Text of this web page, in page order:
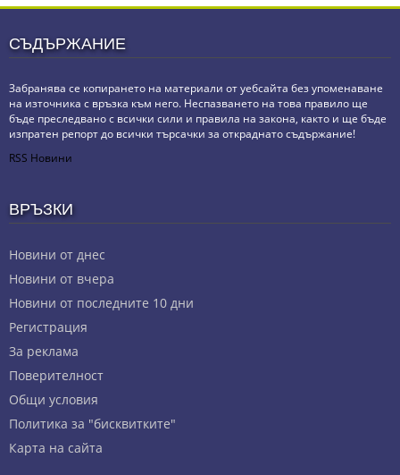
СЪДЪРЖАНИЕ
Забранява се копирането на материали от уебсайта без упоменаване
на източника с връзка към него. Неспазването на това правило ще
бъде преследвано с всички сили и правила на закона, както и ще бъде
изпратен репорт до всички търсачки за откраднато съдържание!
RSS Новини
ВРЪЗКИ
Новини от днес
Новини от вчера
Новини от последните 10 дни
Регистрация
За реклама
Πoвepитeлнocт
Общи условия
Политика за "бисквитките"
Карта на сайта